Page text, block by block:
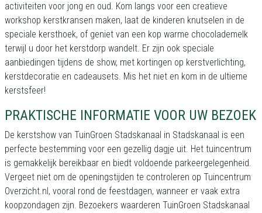
activiteiten voor jong en oud. Kom langs voor een creatieve
workshop kerstkransen maken, laat de kinderen knutselen in de
speciale kersthoek, of geniet van een kop warme chocolademelk
terwijl u door het kerstdorp wandelt. Er zijn ook speciale
aanbiedingen tijdens de show, met kortingen op kerstverlichting,
kerstdecoratie en cadeausets. Mis het niet en kom in de ultieme
kerstsfeer!
PRAKTISCHE INFORMATIE VOOR UW BEZOEK
De kerstshow van TuinGroen Stadskanaal in Stadskanaal is een
perfecte bestemming voor een gezellig dagje uit. Het tuincentrum
is gemakkelijk bereikbaar en biedt voldoende parkeergelegenheid.
Vergeet niet om de openingstijden te controleren op Tuincentrum
Overzicht.nl, vooral rond de feestdagen, wanneer er vaak extra
koopzondagen zijn. Bezoekers waarderen TuinGroen Stadskanaal